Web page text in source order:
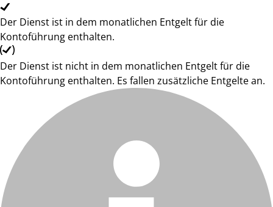
Der Dienst ist in dem monatlichen Entgelt für die
Kontoführung enthalten.
Der Dienst ist nicht in dem monatlichen Entgelt für die
Kontoführung enthalten. Es fallen zusätzliche Entgelte an.